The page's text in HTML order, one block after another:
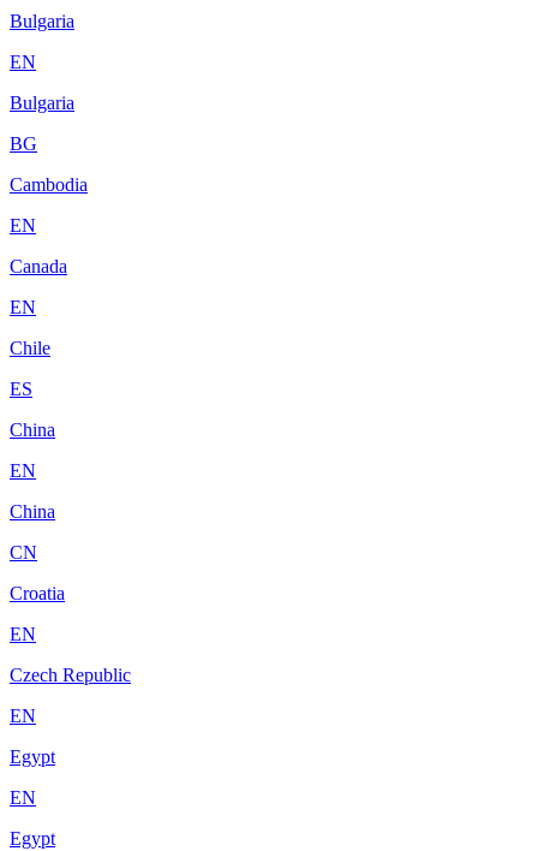
Bulgaria
EN
Bulgaria
BG
Cambodia
EN
Canada
EN
Chile
ES
China
EN
China
CN
Croatia
EN
Czech Republic
EN
Egypt
EN
Egypt